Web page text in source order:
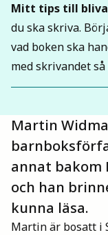
Vuxen
Utskrifter
Mitt tips till
du ska skriva.
vad boken ska
med skrivandet
Martin
annat bakom
och han
kunna läsa.
Martin är bosatt i